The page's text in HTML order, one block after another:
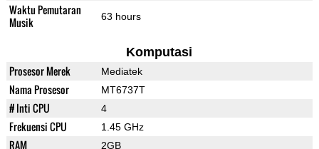
Waktu Pemutaran
Musik
63 hours
Komputasi
Prosesor Merek Mediatek
Nama Prosesor MT6737T
# Inti CPU 4
Frekuensi CPU 1.45 GHz
RAM 2GB